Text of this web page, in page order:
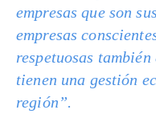
empresas que son
empresas
respetuosas
tienen una gestión
región”.